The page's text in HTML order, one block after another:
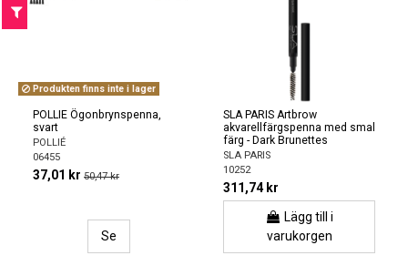
Produkten finns inte i lager
POLLIE Ögonbrynspenna,
svart
POLLIÉ
06455
37,01 kr 50,47 kr
Se
SLA PARIS Artbrow
akvarellfärgspenna med smal
färg - Dark Brunettes
SLA PARIS
10252
311,74 kr
Lägg till i
varukorgen